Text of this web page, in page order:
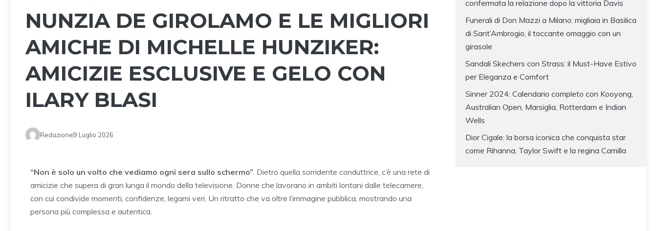
NUNZIA DE GIROLAMO E LE MIGLIORI
AMICHE DI MICHELLE HUNZIKER:
AMICIZIE ESCLUSIVE E GELO CON
ILARY BLASI
Redazione9 Luglio 2026
“Non è solo un volto che vediamo ogni sera sullo schermo”. Dietro quella sorridente conduttrice, c’è una rete di
amicizie che supera di gran lunga il mondo della televisione. Donne che lavorano in ambiti lontani dalle telecamere,
con cui condivide momenti, confidenze, legami veri. Un ritratto che va oltre l’immagine pubblica, mostrando una
persona più complessa e autentica.
confermata la relazione dopo la vittoria Davis
Funerali di Don Mazzi a Milano: migliaia in Basilica
di Sant’Ambrogio, il toccante omaggio con un
girasole
Sandali Skechers con Strass: il Must-Have Estivo
per Eleganza e Comfort
Sinner 2024: Calendario completo con Kooyong,
Australian Open, Marsiglia, Rotterdam e Indian
Wells
Dior Cigale: la borsa iconica che conquista star
come Rihanna, Taylor Swift e la regina Camilla